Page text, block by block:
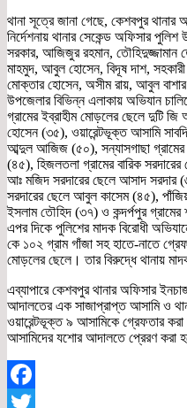
থানা সূত্রে জানা গেছে, কেশবপুর থানার
নির্দেশনায় থানার সেকেন্ড অফিসার
সরকার, আজিজুর রহমান, তৌহিদুজ্জামান
মাহমুদ, আবুল হোসেন, বিদূষ দাশ, সহকারী
মোক্তার হোসেন, অসীম রায়, আবুল বাশার
উপজেলার বিভিন্ন এলাকায় অভিযান
গ্রামের ইব্রাহীম মোড়লের ছেলে দুটি
হোসেন (৩৫), ওয়ারেন্টভূক্ত আসামি
আব্দুল আজিজ (৫০), সন্যাসগাছা
(৪৫), হিজলতলা গ্রামের বারিক
আঃ মজিদ সরদারের ছেলে আসাদ সরদার
সরদারের ছেলে আবুল কাসেম (৪৫),
ইসলাম তৌহিদ (৩৭) ও কন্দর্পপুর
এপর দিকে পুলিশের মাদক বিরোধী
কে ১০২ গ্রাম গাঁজা সহ হাতে-নাতে
মোড়লের ছেলে। তার বিরুদ্ধে থানায়
এব্যাপারে কেশবপুর থানার অফিসার
আদালতের এক সাজাপ্রাপ্ত আসামি ও
ওয়ারেন্টভূক্ত ৯ আসামিকে গ্রেফতার
আসামিদের যশোর আদালতে প্রেরণ করা
Facebook